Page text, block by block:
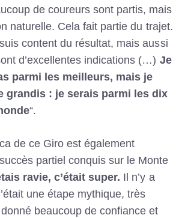
de coureurs sont partis, mais
naturelle. Cela fait partie du trajet.
content du résultat, mais aussi
d’excellentes indications (…) Je
parmi les meilleurs, mais je
grandis : je serais parmi les dix
“.
de ce Giro est également
partiel conquis sur le Monte
ravie, c’était super. Il n’y a
une étape mythique, très
beaucoup de confiance et